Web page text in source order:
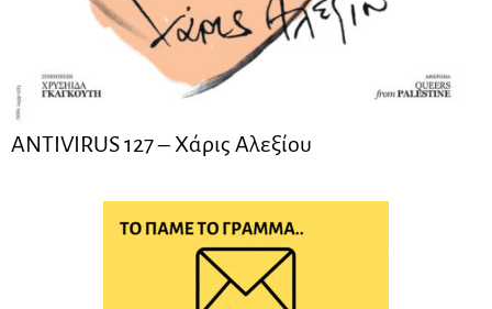
ANTIVIRUS 127 – Xάρις Αλεξίου